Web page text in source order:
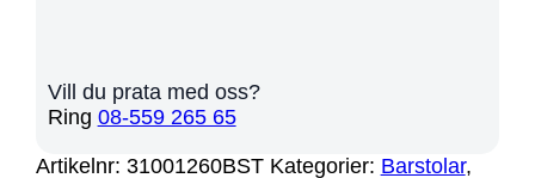
Vill du prata med oss?
Ring 08-559 265 65
Artikelnr: 31001260BST Kategorier: Barstolar,